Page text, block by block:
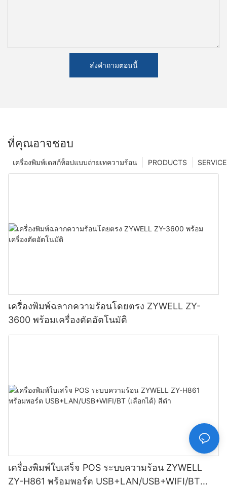
ส่งคำถามตอนนี้
ที่คุณอาจชอบ
SERVICE
PRODUCTS
เครื่องพิมพ์เดสก์ท็อปแบบถ่ายเทความร้อน
เครื่องพิมพ์ฉลากความร้อนโดยตรง ZYWELL ZY-
3600 พร้อมเครื่องตัดอัตโนมัติ
เครื่องพิมพ์ใบเสร็จ POS ระบบความร้อน ZYWELL
ZY-H861 พร้อมพอร์ต USB+LAN/USB+WIFI/BT